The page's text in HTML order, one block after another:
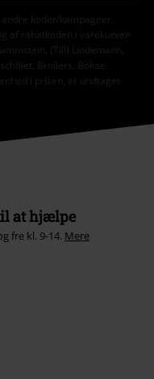
koder/kampagner.
af rabatkoden i varekurven
(Till) Lindemann,
Broilers, Böhse
i prisen, er undtaget
at hjælpe
fre kl. 9-14. Mere